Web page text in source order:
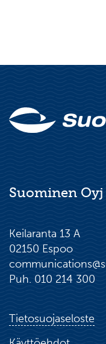
Suominen Oyj
Keilaranta 13 A
02150 Espoo
Puh. 010 214 300
Tietosuojaseloste